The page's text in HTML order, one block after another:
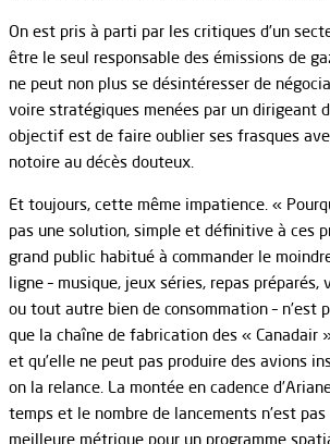
On est pris à parti par les critiques d’un
être le seul responsable des émissions de
ne peut non plus se désintéresser de
voire stratégiques menées par un dirigeant
objectif est de faire oublier ses frasques
notoire au décès douteux.
Et toujours, cette même impatience. «
pas une solution, simple et définitive à ces
grand public habitué à commander le
ligne – musique, jeux séries, repas préparés,
ou tout autre bien de consommation – n’est
que la chaîne de fabrication des « Canadair
et qu’elle ne peut pas produire des avions
on la relance. La montée en cadence
temps et le nombre de lancements n’est
meilleure métrique pour un programme